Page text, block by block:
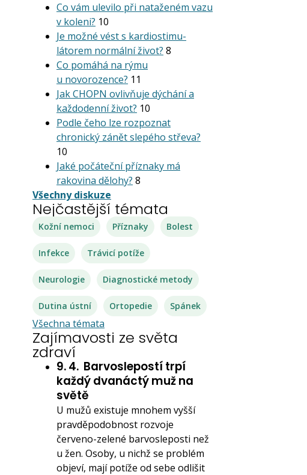
Co vám ulevilo při nataženém vazu
v koleni? 10
Je možné vést s kardiostimu­
látorem normální život? 8
Co pomáhá na rýmu
u novorozence? 11
Jak CHOPN ovlivňuje dýchání a
každodenní život? 10
Podle čeho lze rozpoznat
chronický zánět slepého střeva?
10
Jaké počáteční příznaky má
rakovina dělohy? 8
Všechny diskuze
Nejčastější témata
Kožní nemoci Příznaky Bolest
Infekce Trávicí potíže
Neurologie Diagnostické metody
Dutina ústní Ortopedie Spánek
Všechna témata
Zajímavosti ze světa
zdraví
9. 4. Barvoslepostí trpí
každý dvanáctý muž na
světě
U mužů existuje mnohem vyšší
pravděpodobnost rozvoje
červeno-zelené barvosleposti než
u žen. Osoby, u nichž se problém
objeví, mají potíže od sebe odlišit